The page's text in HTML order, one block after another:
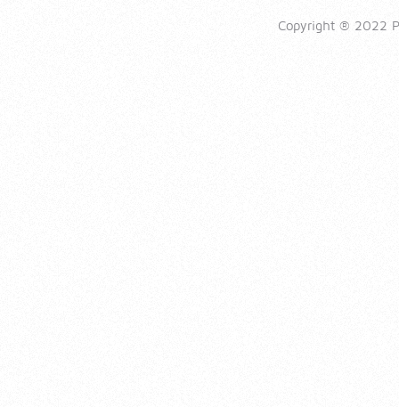
Copyright ® 2022